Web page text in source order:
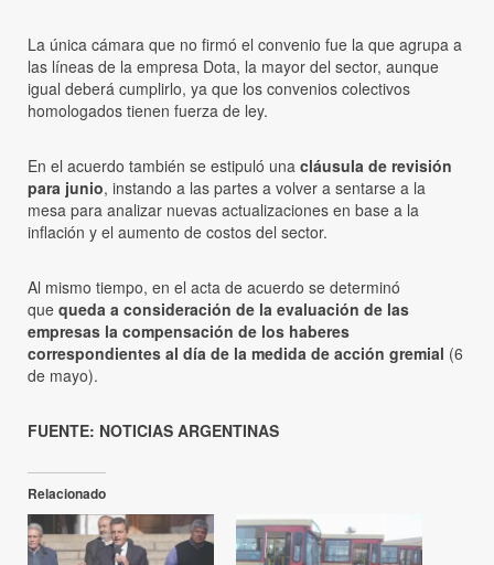
La única cámara que no firmó el convenio fue la que agrupa a
las líneas de la empresa Dota, la mayor del sector, aunque
igual deberá cumplirlo, ya que los convenios colectivos
homologados tienen fuerza de ley.
En el acuerdo también se estipuló una cláusula de revisión
para junio, instando a las partes a volver a sentarse a la
mesa para analizar nuevas actualizaciones en base a la
inflación y el aumento de costos del sector.
Al mismo tiempo, en el acta de acuerdo se determinó
que queda a consideración de la evaluación de las
empresas la compensación de los haberes
correspondientes al día de la medida de acción gremial (6
de mayo).
FUENTE: NOTICIAS ARGENTINAS
Relacionado